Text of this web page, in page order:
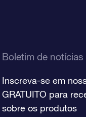
Boletim de notícias
Inscreva-se em
GRATUITO para
sobre os produtos